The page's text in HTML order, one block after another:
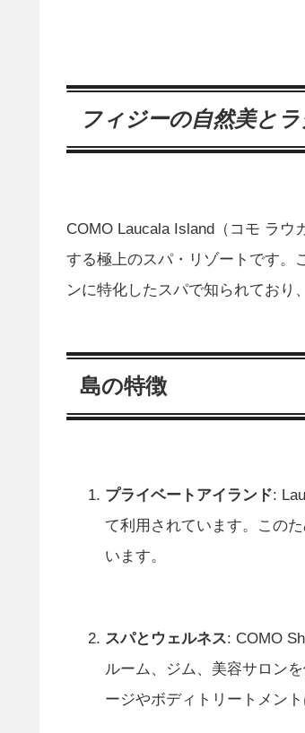
フィジーの自然美と
COMO Laucala Island（コモ ラウ
する極上のスパ・リゾートです。
ンに特化したスパで知られており
島の特徴
プライベートアイランド:
て利用されています。この
います。
スパとウェルネス: COMO
ルーム、ジム、美容サロン
ージやボディトリートメン